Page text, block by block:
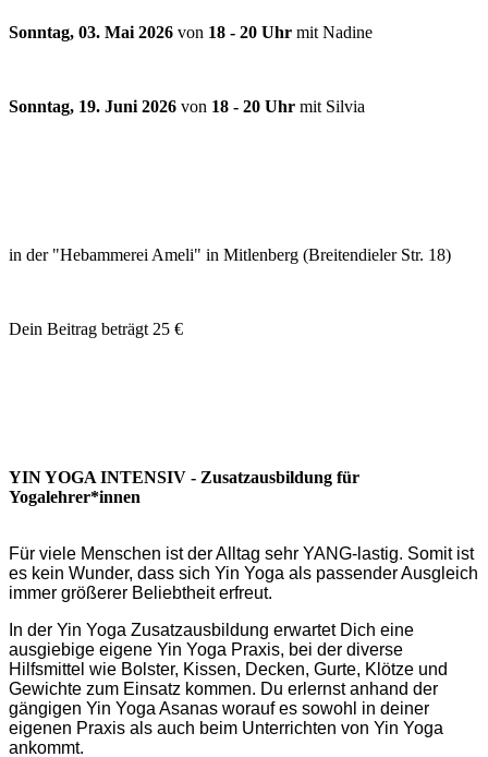
Sonntag, 03. Mai 2026 von 18 - 20 Uhr mit Nadine
Sonntag, 19. Juni 2026 von 18 - 20 Uhr mit Silvia
in der "Hebammerei Ameli" in Mitlenberg (Breitendieler Str. 18)
Dein Beitrag beträgt 25 €
YIN YOGA INTENSIV - Zusatzausbildung für
Yogalehrer*innen
Für viele Menschen ist der Alltag sehr YANG-lastig. Somit ist
es kein Wunder, dass sich Yin Yoga als passender Ausgleich
immer größerer Beliebtheit erfreut.
In der Yin Yoga Zusatzausbildung erwartet Dich eine
ausgiebige eigene Yin Yoga Praxis, bei der diverse
Hilfsmittel wie Bolster, Kissen, Decken, Gurte, Klötze und
Gewichte zum Einsatz kommen. Du erlernst anhand der
gängigen Yin Yoga Asanas worauf es sowohl in deiner
eigenen Praxis als auch beim Unterrichten von Yin Yoga
ankommt.